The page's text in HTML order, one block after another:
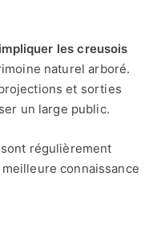
les creusois
naturel arboré.
et sorties
un large public.
régulièrement
connaissance